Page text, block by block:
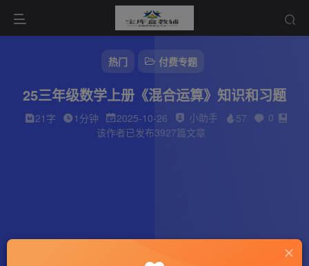
热门 付费专题
25三年级数学上册《混合运算》知识和习题
21字 1分钟 2025-10-26 小助手 57
0
该作者已发布3927篇文章